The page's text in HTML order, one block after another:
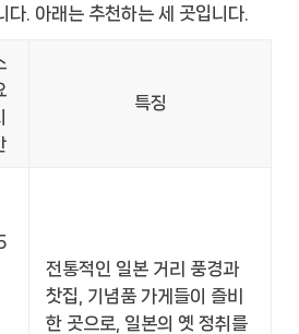
다. 아래는 추천하는 세 곳입니다.
특징
전통적인 일본 거리 풍경과
찻집, 기념품 가게들이 즐비
한 곳으로, 일본의 옛 정취를